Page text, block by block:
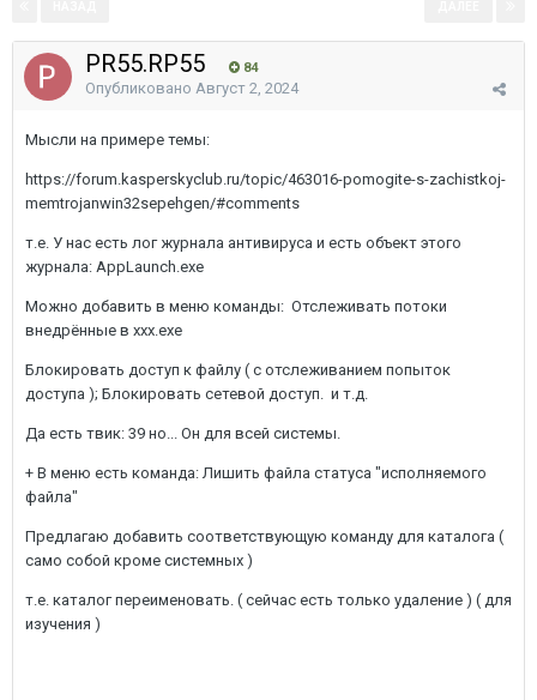
PR55.RP55 84
Опубликовано Август 2, 2024
Мысли на примере темы:
https://forum.kasperskyclub.ru/topic/463016-pomogite-s-zachistkoj-
memtrojanwin32sepehgen/#comments
т.е. У нас есть лог журнала антивируса и есть объект этого
журнала: AppLaunch.exe
Можно добавить в меню команды: Отслеживать потоки
внедрённые в ххх.exe
Блокировать доступ к файлу ( с отслеживанием попыток
доступа ); Блокировать сетевой доступ. и т.д.
Да есть твик: 39 но... Он для всей системы.
+ В меню есть команда: Лишить файла статуса "исполняемого
файла"
Предлагаю добавить соответствующую команду для каталога (
само собой кроме системных )
т.е. каталог переименовать. ( сейчас есть только удаление ) ( для
изучения )